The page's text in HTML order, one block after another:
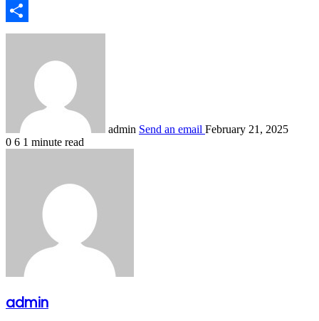
Tumblr
Share
admin Send an email February 21, 2025
0 6 1 minute read
admin